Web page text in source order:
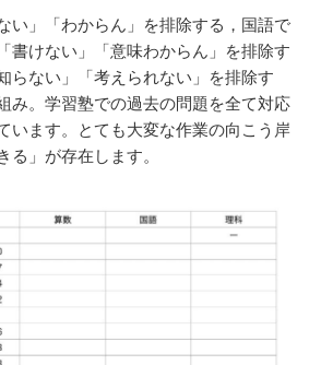
い」「わからん」を排除する，国語で
書けない」「意味わからん」を排除す
らない」「考えられない」を排除す
み。学習塾での過去の問題を全て対応
います。とても大変な作業の向こう岸
る」が存在します。